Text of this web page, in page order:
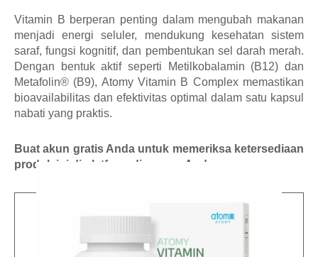
Vitamin B berperan penting dalam mengubah makanan
menjadi energi seluler, mendukung kesehatan sistem
saraf, fungsi kognitif, dan pembentukan sel darah merah.
Dengan bentuk aktif seperti Metilkobalamin (B12) dan
Metafolin® (B9), Atomy Vitamin B Complex memastikan
bioavailabilitas dan efektivitas optimal dalam satu kapsul
nabati yang praktis.
Buat akun gratis Anda untuk memeriksa ketersediaan
produk ini di platform di negara Anda.